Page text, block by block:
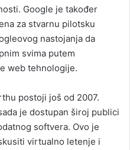
Google je također
za stvarnu pilotsku
nastojanja da
svima putem
web tehnologije.
postoji još od 2007.
je dostupan široj publici
softvera. Ovo je
virtualno letenje i